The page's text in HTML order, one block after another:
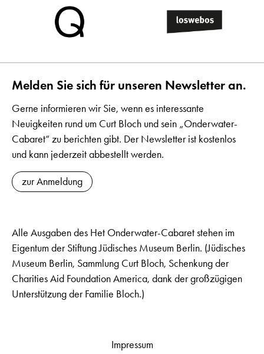
Melden Sie sich für unseren Newsletter an.
Gerne informieren wir Sie, wenn es interessante
Neuigkeiten rund um Curt Bloch und sein „Onderwater-
Cabaret“ zu berichten gibt. Der Newsletter ist kostenlos
und kann jederzeit abbestellt werden.
zur Anmeldung
Alle Ausgaben des Het Onderwater-Cabaret stehen im
Eigentum der Stiftung Jüdisches Museum Berlin. (Jüdisches
Museum Berlin, Sammlung Curt Bloch, Schenkung der
Charities Aid Foundation America, dank der großzügigen
Unterstützung der Familie Bloch.)
Impressum